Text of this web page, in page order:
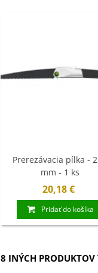
Prerezávacia pílka -
mm - 1 ks
20,18 €
Pridať do košíka
8 INÝCH PRODUKTOV